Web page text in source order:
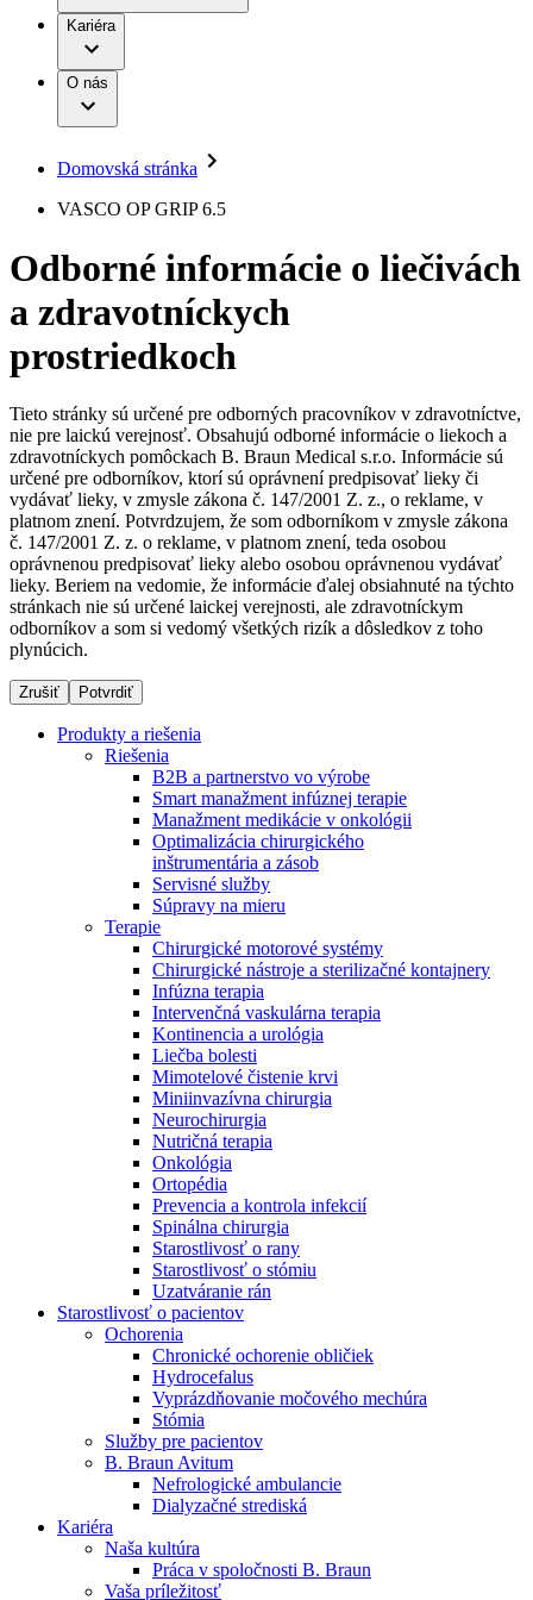
Terapie
Kontinencia a urológia
Liečba bolesti
Miniinvazívna chirurgia
Nutričná terapia
Onkológia
Ortopédia
Prevencia a kontrola infekcií
Spinálna chirurgia
Starostlivosť o rany
Uzatváranie rán
Riešenia
Terapie
Produktový katalóg​
Objavte naše produkty. ​Navštívte produktový katalóg B.
Braun​ s našim kompletným produktovým portfóliom.​
B. Braun Avitum
Ochorenia
Služby pre pacientov
Dialyzačné strediská
B. Braun Avitum poskytuje kvalitnú dialyzačnú starostlivosť
vo všetkých svojich strediskách na Slovensku. Viac
informácií nájdete na stránke jednotlivých stredísk.
Nefrologické ambulancie
V nefrologických ambulanciách prevádzkujeme poradenstvo
a prípravu pacientov k jednotlivým metódam náhrady funkcie
obličiek. Zvoľte si mesto, ktoré potrebujete a navštívte nás.
Práca a kariéra
Naša kultúra
Vaša príležitosť
Nájdite si prácu u nás​
Objavte svoje kariérne príležitosti ​v B. Braun. Vyhľadajte náš
trh práce​ pre zaujímavé pozície na Slovensku.​
Zodpovednosť
Médiá
Tlačové správy
Kontakt
Kontaktný formulár
Spoločnosť
Médiá
Kontakt
Zostaňte v dialógu s B. Braun. Kontaktujte nás.
Kariéra
O nás
Domovská stránka
VASCO OP GRIP 6.5
Odborné informácie o liečivách
a zdravotníckych
prostriedkoch
Tieto stránky sú určené pre odborných pracovníkov v zdravotníctve,
nie pre laickú verejnosť. Obsahujú odborné informácie o liekoch a
zdravotníckych pomôckach B. Braun Medical s.r.o. Informácie sú
určené pre odborníkov, ktorí sú oprávnení predpisovať lieky či
vydávať lieky, v zmysle zákona č. 147/2001 Z. z., o reklame, v
platnom znení. Potvrdzujem, že som odborníkom v zmysle zákona
č. 147/2001 Z. z. o reklame, v platnom znení, teda osobou
oprávnenou predpisovať lieky alebo osobou oprávnenou vydávať
lieky. Beriem na vedomie, že informácie ďalej obsiahnuté na týchto
stránkach nie sú určené laickej verejnosti, ale zdravotníckym
odborníkov a som si vedomý všetkých rizík a dôsledkov z toho
plynúcich.
Zrušiť Potvrdiť
Produkty a riešenia
Riešenia
B2B a partnerstvo vo výrobe
Smart manažment infúznej terapie
Manažment medikácie v onkológii
Optimalizácia chirurgického
inštrumentária a zásob
Servisné služby
Súpravy na mieru
Terapie
Chirurgické motorové systémy
Chirurgické nástroje a sterilizačné kontajnery
Infúzna terapia
Intervenčná vaskulárna terapia
Kontinencia a urológia
Liečba bolesti
Mimotelové čistenie krvi
Miniinvazívna chirurgia
Neurochirurgia
Nutričná terapia
Onkológia
Ortopédia
Prevencia a kontrola infekcií
Spinálna chirurgia
Starostlivosť o rany
Starostlivosť o stómiu
Uzatváranie rán
Starostlivosť o pacientov
Ochorenia
Chronické ochorenie obličiek
Hydrocefalus
Vyprázdňovanie močového mechúra
Stómia
Služby pre pacientov
B. Braun Avitum
Nefrologické ambulancie
Dialyzačné strediská
Kariéra
Naša kultúra
Práca v spoločnosti B. Braun
Vaša príležitosť